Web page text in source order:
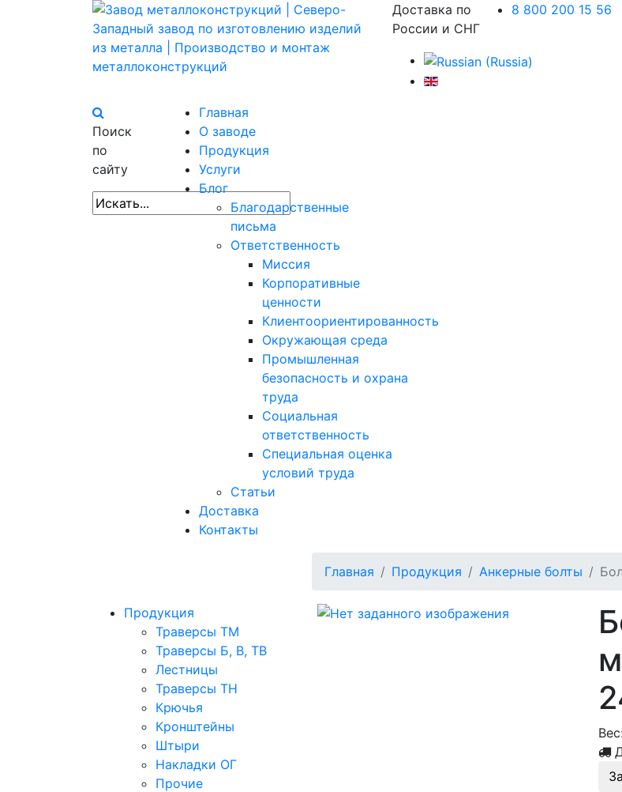
Доставка по
России и СНГ
8 800 200 15 56
Поиск
по
сайту
Главная
О заводе
Продукция
Услуги
Блог
Благодарственные
письма
Ответственность
Миссия
Корпоративные
ценности
Клиентоориентированность
Окружающая среда
Промышленная
безопасность и охрана
труда
Социальная
ответственность
Специальная оценка
условий труда
Статьи
Доставка
Контакты
Главная Продукция Анкерные болты
Продукция
Траверсы ТМ
Траверсы Б, В, ТВ
Лестницы
Траверсы ТН
Крючья
Кронштейны
Штыри
Накладки ОГ
Прочие